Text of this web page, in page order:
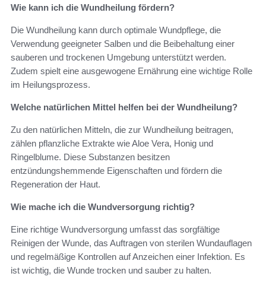
Wie kann ich die Wundheilung fördern?
Die Wundheilung kann durch optimale Wundpflege, die
Verwendung geeigneter Salben und die Beibehaltung einer
sauberen und trockenen Umgebung unterstützt werden.
Zudem spielt eine ausgewogene Ernährung eine wichtige Rolle
im Heilungsprozess.
Welche natürlichen Mittel helfen bei der Wundheilung?
Zu den natürlichen Mitteln, die zur Wundheilung beitragen,
zählen pflanzliche Extrakte wie Aloe Vera, Honig und
Ringelblume. Diese Substanzen besitzen
entzündungshemmende Eigenschaften und fördern die
Regeneration der Haut.
Wie mache ich die Wundversorgung richtig?
Eine richtige Wundversorgung umfasst das sorgfältige
Reinigen der Wunde, das Auftragen von sterilen Wundauflagen
und regelmäßige Kontrollen auf Anzeichen einer Infektion. Es
ist wichtig, die Wunde trocken und sauber zu halten.